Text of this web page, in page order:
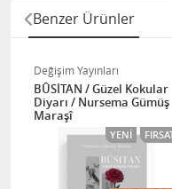
Benzer Ürünler
Değişim Yayınları
BÛSİTAN / Güzel Kokular
Diyarı / Nursema Gümüş
Maraşî
YENI